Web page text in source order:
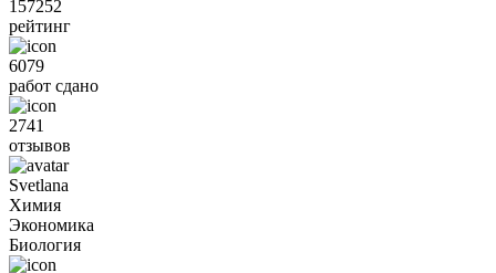
157252
рейтинг
6079
работ сдано
2741
отзывов
Svetlana
Химия
Экономика
Биология